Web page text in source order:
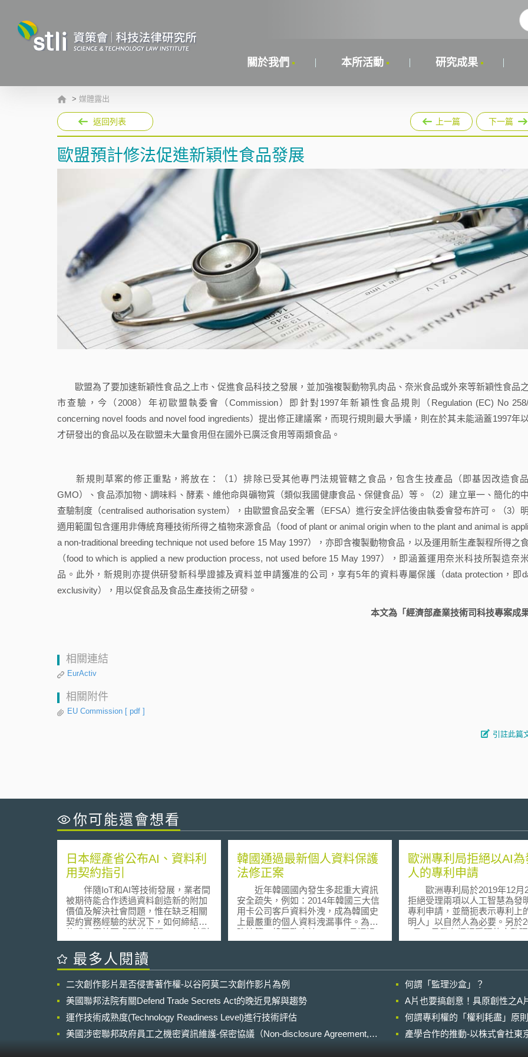
關於我們 本所活動 研究成果
> 媒體露出
返回列表 上一篇 下一篇
歐盟預計修法促進新穎性食品發展
歐盟為了要加速新穎性食品之上市、促進食品科技之發展，並加強複製動物乳肉品、奈米食品或外來等新穎性食品
市查驗，今（2008）年初歐盟執委會（Commission）即針對1997年新穎性食品規則（Regulation (EC) No
concerning novel foods and novel food ingredients）提出修正建議案，而現行規則最大爭議，則在於其未能涵蓋1997年
才研發出的食品以及在歐盟未大量食用但在國外已廣泛食用等兩類食品。
新規則草案的修正重點，將放在：（1）排除已受其他專門法規管轄之食品，包含生技產品（即基因改造食品
GMO）、食品添加物、調味料、酵素、維他命與礦物質（類似我國健康食品、保健食品）等。（2）建立單一、簡化的
查驗制度（centralised authorisation system），由歐盟食品安全署（EFSA）進行安全評估後由執委會發布許可。（3）
適用範圍包含運用非傳統育種技術所得之植物來源食品（food of plant or animal origin when to the plant and animal is
a non-traditional breeding technique not used before 15 May 1997），亦即含複製動物食品，以及運用新生產製程所得之
（food to which is applied a new production process, not used before 15 May 1997），即涵蓋運用奈米科技所製造奈
品。此外，新規則亦提供研發新科學證據及資料並申請獲准的公司，享有5年的資料專屬保護（data protection，即
exclusivity），用以促食品及食品生產技術之研發。
本文為「經濟部產業技術司科技專案成果
相關連結
EurActiv
相關附件
EU Commission [ pdf ]
引註此篇
你可能還會想看
日本經產省公布AI、資料利
用契約指引
伴隨IoT和AI等技術發展，業者間
被期待能合作透過資料創造新的附加
價值及解決社會問題，惟在缺乏相關
契約實務經驗的狀況下，如何締結契
約成為應首要處理的課題。 針對
上述狀況，日本經濟產業省於2017年
5月公布「資料利用權限契約指引1.0
版」（データの利用権限に関する契
置AI、資料契約指引檢討會（AI・デ
ータ契約ガイドライン検討会），展
開後續修正檢討，在追加整理資料利
用契約類型、AI開發利用之權利關係
及責任關係等內容後，公布「AI、資
料利用契約指引草案」（AI・データ
韓國通過最新個人資料保護
法修正案
近年韓國國內發生多起重大資訊
安全疏失，例如：2014年韓國三大信
用卡公司客戶資料外洩，成為韓國史
上最嚴重的個人資料洩漏事件。為加
強控管，韓國政府於2015年7月通過
最新個人資料保護法修正案
違反個人資料保護法的機關，將會面
臨鉅額罰金及損害賠償。韓國政府期
望藉此來促使企業加強資料安全管
理。 根據最新修正案條文，若某
機關因故意或重大過失，造成個人資
料被遺失、竊取、洩漏、偽造、竄改
歐洲專利局拒絕以AI為
人的專利申請
歐洲專利局於2019年12月
拒絕受理兩項以人工智慧為發
專利申請，並簡扼表示專利上
明人」以自然人為必要。另於
1月28日發布拒絕受理的完整理
系爭兩項專利均由英國薩
是一種類神經網路與學習演算
工智慧，由Stephen Thaler教
並取得專利。專利申請人先於
7月24日將自己定義為DABUS
並遞出首次專利申請，再於
月2日改以權利繼受人名義申請
最多人閱讀
二次創作影片是否侵害著作權-以谷阿莫二次創作影片為例
何謂「監理沙盒」？
美國聯邦法院有關Defend Trade Secrets Act的晚近見解與趨勢
A片也要搞創意！具原創性之A
運作技術成熟度(Technology Readiness Level)進行技術評估
何謂專利權的「權利耗盡」原
美國涉密聯邦政府員工之機密資訊維護-保密協議（Non-disclosure Agreement,
產學合作的推動-以株式會社東